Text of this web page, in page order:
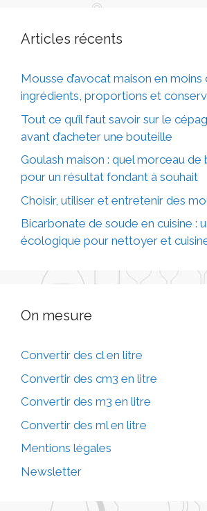
Articles récents
Mousse d’avocat maison en moins
ingrédients, proportions et
Tout ce qu’il faut savoir sur le
avant d’acheter une bouteille
Goulash maison : quel morceau
pour un résultat fondant à souhait
Choisir, utiliser et entretenir des
Bicarbonate de soude en cuisine :
écologique pour nettoyer et
On mesure
Convertir des cl en litre
Convertir des cm3 en litre
Convertir des m3 en litre
Convertir des ml en litre
Mentions légales
Newsletter